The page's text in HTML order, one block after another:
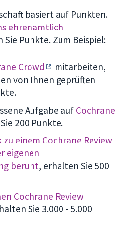
basiert auf Punkten.
ehrenamtlich
Sie Punkte. Zum Beispiel:
Crowd
mitarbeiten,
von Ihnen geprüften
Aufgabe auf Cochrane
200 Punkte.
zu einem Cochrane Review
eigenen
beruht, erhalten Sie 500
Cochrane Review
Sie 3.000 - 5.000